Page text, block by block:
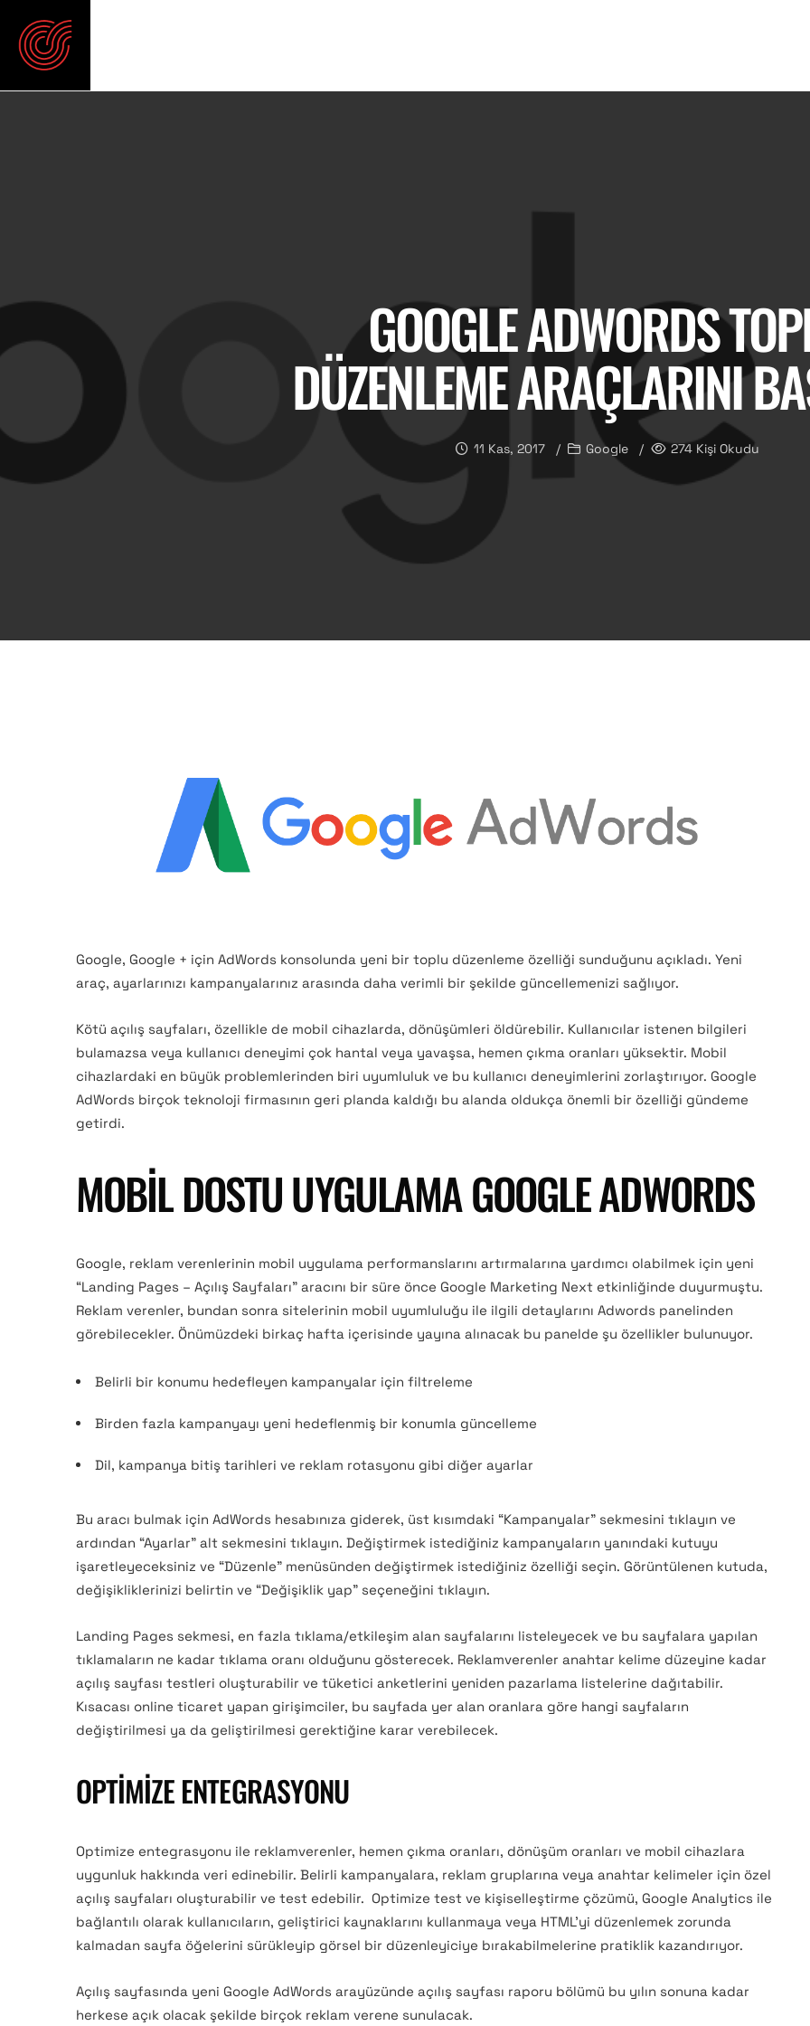
GOOGLE ADWORDS
DÜZENLEME ARAÇLARINI
11 Kas, 2017 Google 274 Kişi Okudu
Google, Google + için AdWords konsolunda yeni bir toplu düzenleme özelliği sunduğunu açıkladı. Yeni
araç, ayarlarınızı kampanyalarınız arasında daha verimli bir şekilde güncellemenizi sağlıyor.
Kötü açılış sayfaları, özellikle de mobil cihazlarda, dönüşümleri öldürebilir. Kullanıcılar istenen bilgileri
bulamazsa veya kullanıcı deneyimi çok hantal veya yavaşsa, hemen çıkma oranları yüksektir. Mobil
cihazlardaki en büyük problemlerinden biri uyumluluk ve bu kullanıcı deneyimlerini zorlaştırıyor. Google
AdWords birçok teknoloji firmasının geri planda kaldığı bu alanda oldukça önemli bir özelliği gündeme
getirdi.
MOBIL DOSTU UYGULAMA GOOGLE ADWORDS
Google, reklam verenlerinin mobil uygulama performanslarını artırmalarına yardımcı olabilmek için yeni
“Landing Pages – Açılış Sayfaları” aracını bir süre önce Google Marketing Next etkinliğinde duyurmuştu.
Reklam verenler, bundan sonra sitelerinin mobil uyumluluğu ile ilgili detaylarını Adwords panelinden
görebilecekler. Önümüzdeki birkaç hafta içerisinde yayına alınacak bu panelde şu özellikler bulunuyor.
Belirli bir konumu hedefleyen kampanyalar için filtreleme
Birden fazla kampanyayı yeni hedeflenmiş bir konumla güncelleme
Dil, kampanya bitiş tarihleri ve reklam rotasyonu gibi diğer ayarlar
Bu aracı bulmak için AdWords hesabınıza giderek, üst kısımdaki “Kampanyalar” sekmesini tıklayın ve
ardından “Ayarlar” alt sekmesini tıklayın. Değiştirmek istediğiniz kampanyaların yanındaki kutuyu
işaretleyeceksiniz ve “Düzenle” menüsünden değiştirmek istediğiniz özelliği seçin. Görüntülenen kutuda,
değişikliklerinizi belirtin ve “Değişiklik yap” seçeneğini tıklayın.
Landing Pages sekmesi, en fazla tıklama/etkileşim alan sayfalarını listeleyecek ve bu sayfalara yapılan
tıklamaların ne kadar tıklama oranı olduğunu gösterecek. Reklamverenler anahtar kelime düzeyine kadar
açılış sayfası testleri oluşturabilir ve tüketici anketlerini yeniden pazarlama listelerine dağıtabilir.
Kısacası online ticaret yapan girişimciler, bu sayfada yer alan oranlara göre hangi sayfaların
değiştirilmesi ya da geliştirilmesi gerektiğine karar verebilecek.
OPTIMIZE ENTEGRASYONU
Optimize entegrasyonu ile reklamverenler, hemen çıkma oranları, dönüşüm oranları ve mobil cihazlara
uygunluk hakkında veri edinebilir. Belirli kampanyalara, reklam gruplarına veya anahtar kelimeler için özel
açılış sayfaları oluşturabilir ve test edebilir. Optimize test ve kişiselleştirme çözümü, Google Analytics ile
bağlantılı olarak kullanıcıların, geliştirici kaynaklarını kullanmaya veya HTML’yi düzenlemek zorunda
kalmadan sayfa öğelerini sürükleyip görsel bir düzenleyiciye bırakabilmelerine pratiklik kazandırıyor.
Açılış sayfasında yeni Google AdWords arayüzünde açılış sayfası raporu bölümü bu yılın sonuna kadar
herkese açık olacak şekilde birçok reklam verene sunulacak.